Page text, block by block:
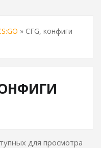
» CFG, конфиги
для просмотра